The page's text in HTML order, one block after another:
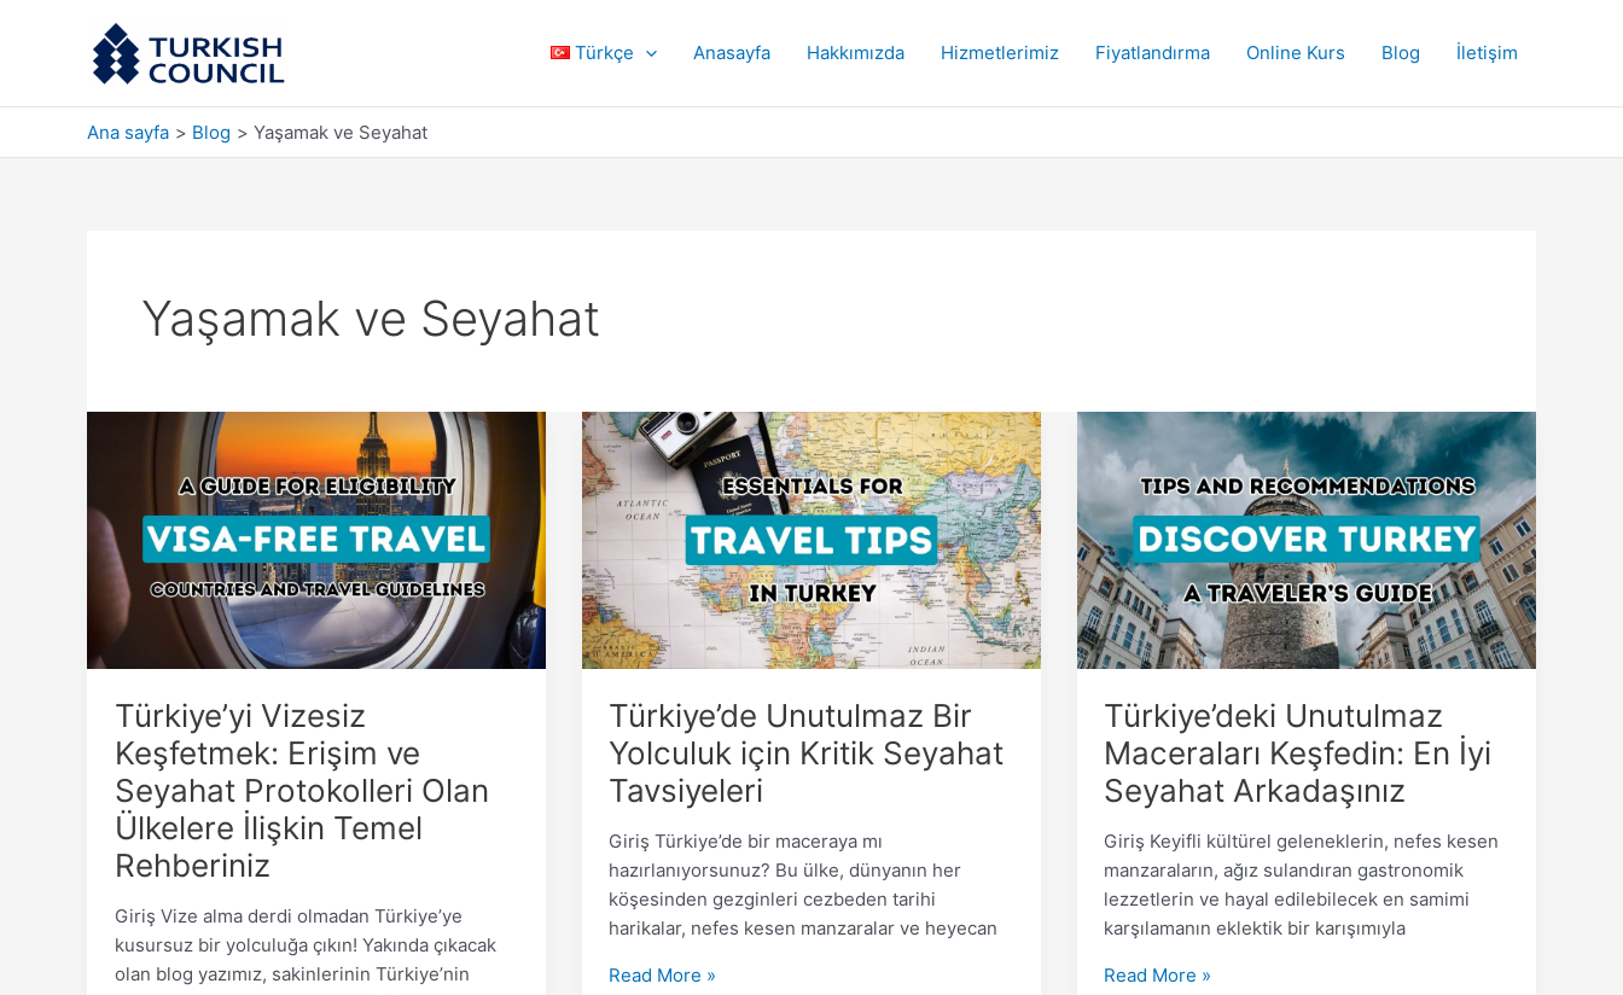
Türkçe Anasayfa Hakkımızda Hizmetlerimiz Fiyatlandırma Online Kurs Blog İletişim
Ana sayfa Blog Yaşamak ve Seyahat
Yaşamak ve Seyahat
Türkiye’yi Vizesiz
Keşfetmek: Erişim ve
Seyahat Protokolleri Olan
Ülkelere İlişkin Temel
Rehberiniz
Giriş Vize alma derdi olmadan Türkiye’ye
kusursuz bir yolculuğa çıkın! Yakında çıkacak
olan blog yazımız, sakinlerinin Türkiye’nin
Türkiye’yi
Keşfetmek:
Erişim
ve
Seyahat
Protokolleri
Olan
Temel
Rehberiniz
Türkiye’de Unutulmaz Bir
Yolculuk için Kritik Seyahat
Tavsiyeleri
Giriş Türkiye’de bir maceraya mı
hazırlanıyorsunuz? Bu ülke, dünyanın her
köşesinden gezginleri cezbeden tarihi
harikalar, nefes kesen manzaralar ve heyecan
Türkiye’de
Unutulmaz
Bir
Yolculuk
Kritik
Seyahat
Tavsiyeleri
Read More »
Türkiye’deki Unutulmaz
Maceraları Keşfedin: En İyi
Seyahat Arkadaşınız
Giriş Keyifli kültürel geleneklerin, nefes kesen
manzaraların, ağız sulandıran gastronomik
lezzetlerin ve hayal edilebilecek en samimi
karşılamanın eklektik bir karışımıyla
Türkiye’deki
Unutulmaz
Maceraları
Keşfedin:
En
İyi
Seyahat
Arkadaşınız
Read More »